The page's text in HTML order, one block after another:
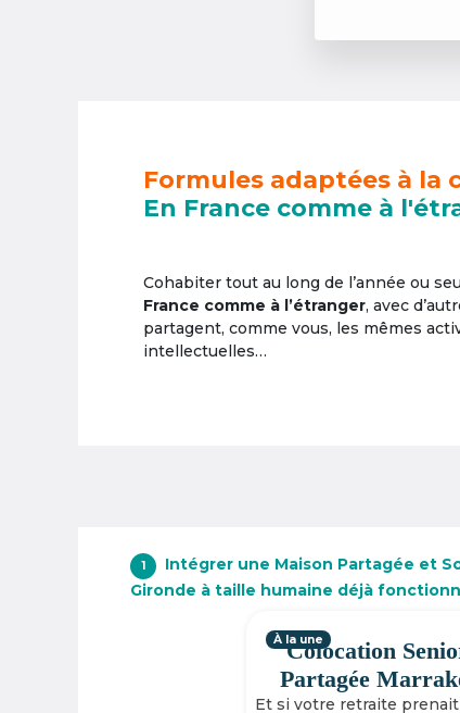
Formules adaptées à la
En France comme à
Cohabiter tout au long de l’année ou
France comme à l’étranger, avec
partagent, comme vous, les mêmes
intellectuelles…
1
Intégrer une Maison Partagée et
Gironde à taille humaine déjà
Colocation
Partagée
Et si votre retraite
À la une